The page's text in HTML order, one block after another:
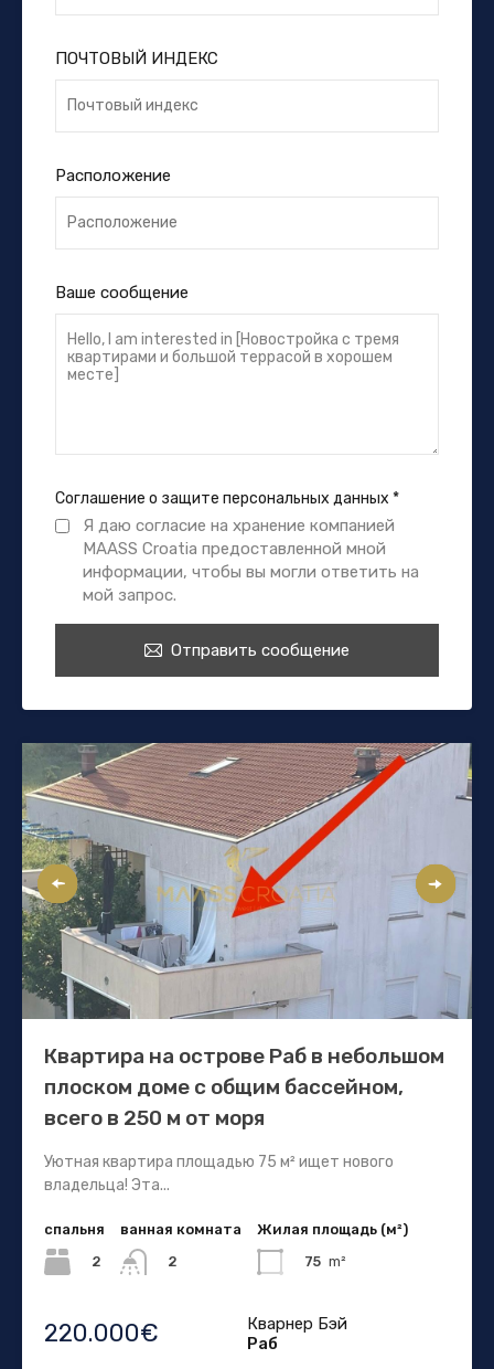
ПОЧТОВЫЙ ИНДЕКС
Расположение
Ваше сообщение
Соглашение о защите персональных данных *
Я даю согласие на хранение компанией
MAASS Croatia предоставленной мной
информации, чтобы вы могли ответить на
мой запрос.
Отправить сообщение
Квартира на острове Раб в небольшом
плоском доме с общим бассейном,
всего в 250 м от моря
Уютная квартира площадью 75 м² ищет нового
владельца! Эта...
спальня
2
ванная комната
2
Жилая площадь (м²)
75 m²
220.000€
Кварнер Бэй
Раб